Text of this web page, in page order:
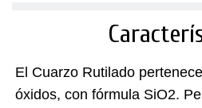
El Cuarzo Rutilado
óxidos, con fórmula SiO2.